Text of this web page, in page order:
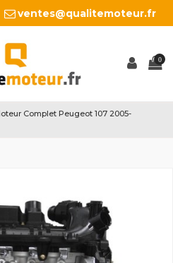
ventes@qualitemoteur.fr
0
Complet Peugeot 107 2005-